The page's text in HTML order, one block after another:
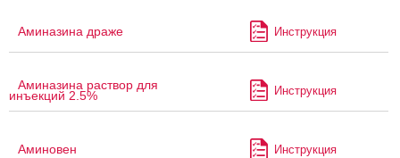
Аминазина драже Инструкция
Аминазина раствор для
инъекций 2.5% Инструкция
Аминовен Инструкция